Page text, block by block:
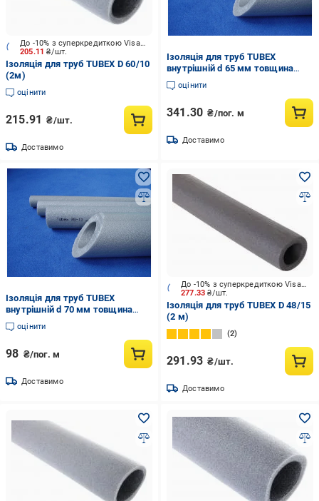
205.11₴/шт.
До -10% з суперкредиткою Visa Вигода
Ізоляція для труб TUBEX D 60/10
(2м)
оцінити
215.91 ₴/шт.
Доставимо
Ізоляція для труб TUBEX
внутрішній d 65 мм товщина
стінки 25 мм (838291872)
оцінити
341.30 ₴/пог. м
Доставимо
Ізоляція для труб TUBEX
внутрішній d 70 мм товщина
стінки 10 мм (837191310)
оцінити
98 ₴/пог. м
Доставимо
277.33₴/шт.
До -10% з суперкредиткою Visa Вигода
Ізоляція для труб TUBEX D 48/15
(2 м)
2
291.93 ₴/шт.
Доставимо